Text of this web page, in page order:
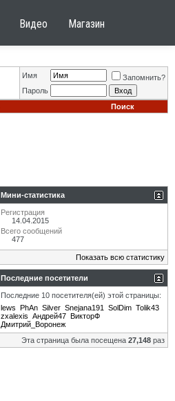
Видео Магазин
Имя
Запомнить?
Пароль
Поиск
Мини-статистика
Регистрация
14.04.2015
Всего сообщений
477
Показать всю статистику
Последние посетители
Последние 10 посетителя(ей) этой страницы:
lews PhAn Silver Snejana191 SolDim Tolik43
zxalexis Андрей47 ВикторФ
Дмитрий_Воронеж
Эта страница была посещена 27,148 раз